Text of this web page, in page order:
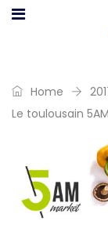
Home
Le toulousain